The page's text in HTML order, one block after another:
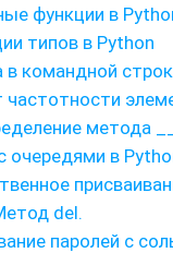
функции в
типов в Python
в командной
частотности
метода
очередями в
del.
паролей с